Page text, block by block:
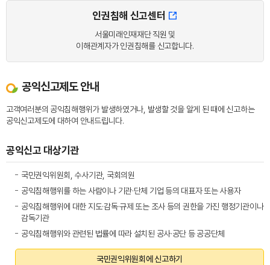
인권침해 신고센터
서울미래인재재단 직원 및
이해관계자가 인권침해를 신고합니다.
공익신고제도 안내
고객여러분의 공익침해행위가 발생하였거나, 발생할 것을 알게 된 때에 신고하는
공익신고제도에 대하여 안내드립니다.
공익신고 대상기관
국민권익위원회, 수사기관, 국회의원
공익침해행위를 하는 사람이나 기관·단체 기업 등의 대표자 또는 사용자
공익침해행위에 대한 지도·감독·규제 또는 조사 등의 권한을 가진 행정기관이나
감독기관
공익침해행위와 관련된 법률에 따라 설치된 공사·공단 등 공공단체
국민권익위원회에 신고하기